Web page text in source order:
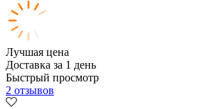
Лучшая цена
Доставка за 1 день
Быстрый просмотр
2 отзывов